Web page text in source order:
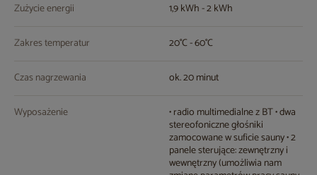
Zużycie energii 1,9 kWh - 2 kWh
Zakres temperatur 20°C - 60°C
Czas nagrzewania ok. 20 minut
Wyposażenie • radio multimedialne z BT • dwa
stereofoniczne głośniki
zamocowane w suficie sauny • 2
panele sterujące: zewnętrzny i
wewnętrzny (umożliwia nam